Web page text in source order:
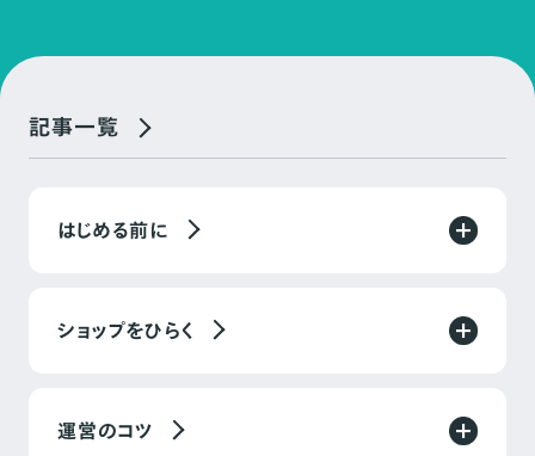
記事一覧
はじめる前に
ショップをひらく
運営のコツ